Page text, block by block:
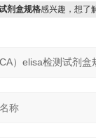
剂盒规格感兴趣，想了